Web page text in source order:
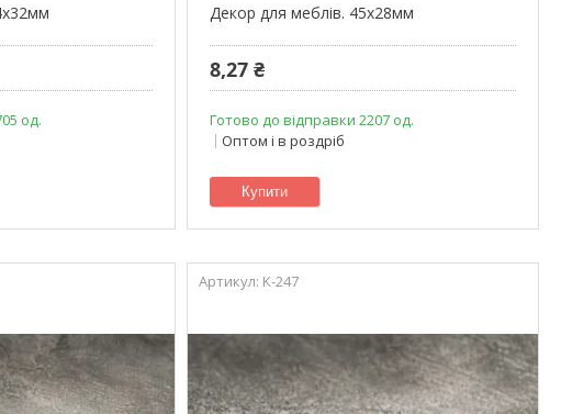
од.
Декор для меблів. 45х28мм
8,27 ₴
Готово до відправки 2207 од.
Оптом і в роздріб
Купити
K-247